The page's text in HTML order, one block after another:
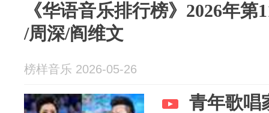
《华语音乐排行榜》2026年第
/周深/阎维文
榜样音乐 2026-05-26
青年歌唱